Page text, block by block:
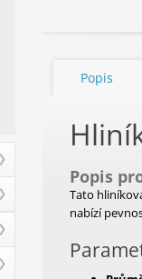
Popis
Popis
Tato
nabízí